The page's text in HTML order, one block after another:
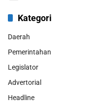
Kategori
Daerah
Pemerintahan
Legislator
Advertorial
Headline